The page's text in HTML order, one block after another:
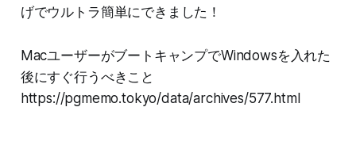
げでウルトラ簡単にできました！
MacユーザーがブートキャンプでWindowsを入れた
後にすぐ行うべきこと
https://pgmemo.tokyo/data/archives/577.html